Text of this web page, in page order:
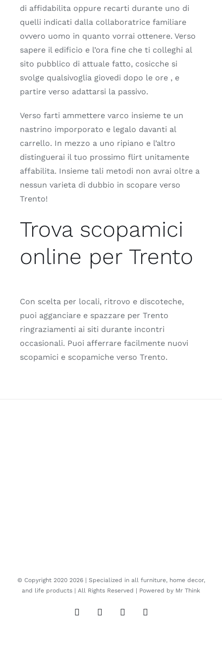
di affidabilita oppure recarti durante uno di
quelli indicati dalla collaboratrice familiare
ovvero uomo in quanto vorrai ottenere. Verso
sapere il edificio e l’ora fine che ti colleghi al
sito pubblico di attuale fatto, cosicche si
svolge qualsivoglia giovedi dopo le ore , e
partire verso adattarsi la passivo.
Verso farti ammettere varco insieme te un
nastrino imporporato e legalo davanti al
carrello. In mezzo a uno ripiano e l’altro
distinguerai il tuo prossimo flirt unitamente
affabilita. Insieme tali metodi non avrai oltre a
nessun varieta di dubbio in scopare verso
Trento!
Trova scopamici
online per Trento
Con scelta per locali, ritrovo e discoteche,
puoi agganciare e spazzare per Trento
ringraziamenti ai siti durante incontri
occasionali. Puoi afferrare facilmente nuovi
scopamici e scopamiche verso Trento.
© Copyright 2020 2026 | Specialized in all furniture, home decor,
and life products | All Rights Reserved | Powered by Mr Think
FacebookTwitterInstagramPinterest